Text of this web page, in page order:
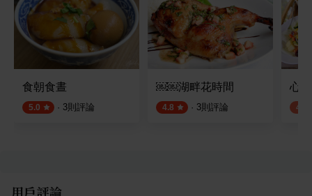
食朝食晝
5.0 · 3則評論
￼￼湖畔花時間
4.8 · 3則評論
心
4.3
用戶評論